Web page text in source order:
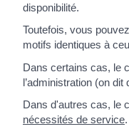
disponibilité.
Toutefois, vous
motifs identiques à
Dans certains cas, le
l’administration (on
Dans d'autres cas, le
nécessités de service.